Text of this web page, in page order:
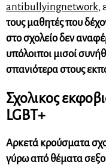
antibullyingnetwork,
τους μαθητές που
στο σχολείο δεν
υπόλοιποι μισοί
σπανιότερα στους
Σχολικος
LGBT+
Αρκετά κρούσματα
γύρω από θέματα